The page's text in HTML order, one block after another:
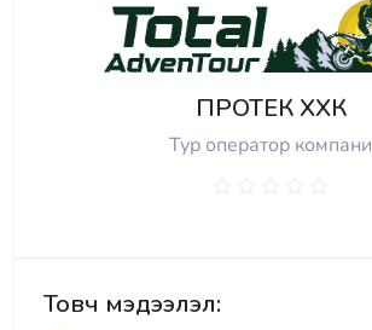
ПРОТЕК ХХК
Тур оператор компани
Товч мэдээлэл: